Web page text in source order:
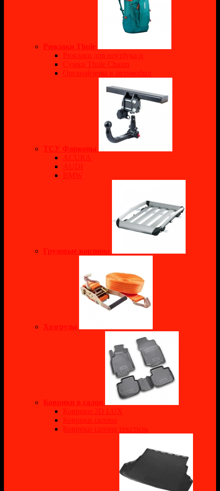
Рюкзаки Thule
Рюкзаки для ноутбука и
Сумки Thule Chasm
Органайзеры в автомобил
ТСУ Фаркопы
ACURA
AUDI
BMW
Грузовые корзины
Хозгрузы
Коврики в салон
Коврики 3D LUX
Коврики салона
Коврики салона текстиль